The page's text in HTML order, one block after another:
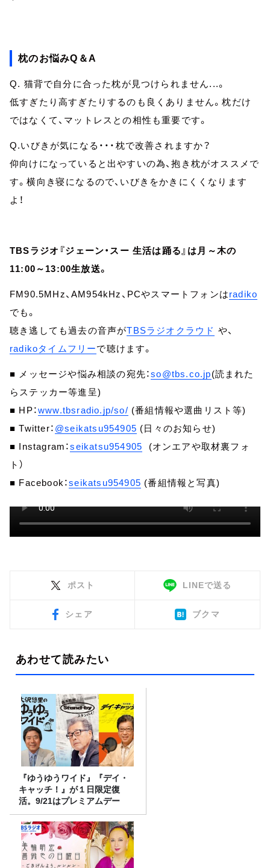
枕のお悩みQ＆A
Q. 猫背で自分に合った枕が見つけられません...。
低すぎたり高すぎたりするのも良くありません。枕だけ
ではなくて、マットレスとの相性も重要です。
Q.いびきが気になる・・・枕で改善されますか？
仰向けになっていると出やすいの為、抱き枕がオススメで
す。横向き寝になるので、いびきをかきにくくなります
よ！
TBSラジオ『ジェーン・スー 生活は踊る』は月～木の
11:00～13:00生放送。
FM90.5MHz、AM954kHz、PCやスマートフォンはradiko
でも。
聴き逃しても過去の音声がTBSラジオクラウド や、
radikoタイムフリーで聴けます。
■ メッセージや悩み相談の宛先：so@tbs.co.jp(読まれた
らステッカー等進呈)
■ HP：www.tbsradio.jp/so/ (番組情報や選曲リスト等)
■ Twitter： @seikatsu954905 (日々のお知らせ)
■ Instagram：seikatsu954905 (オンエアや取材裏フォ
ト）
■ Facebook：seikatsu954905 (番組情報と写真)
ポスト LINEで送る
シェア ブクマ
あわせて読みたい
『ゆうゆうワイド』『デイ・
キャッチ！』が１日限定復
活。9/21はプレミアムデー